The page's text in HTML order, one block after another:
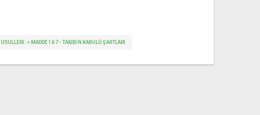
> MADDE 167 - TAKIBIN KABULÜ ŞARTLARI